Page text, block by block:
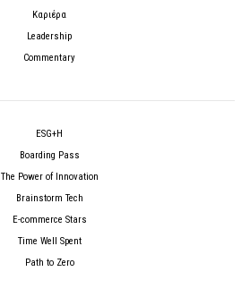
Καριέρα
Leadership
Commentary
ESG+H
Boarding Pass
The Power of Innovation
Brainstorm Tech
E-commerce Stars
Time Well Spent
Path to Zero